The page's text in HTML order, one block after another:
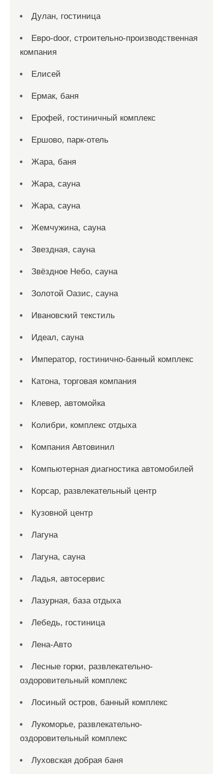
Дулан, гостиница
Евро-door, строительно-производственная
компания
Елисей
Ермак, баня
Ерофей, гостиничный комплекс
Ершово, парк-отель
Жара, баня
Жара, сауна
Жара, сауна
Жемчужина, сауна
Звездная, сауна
Звёздное Небо, сауна
Золотой Оазис, сауна
Ивановский текстиль
Идеал, сауна
Император, гостинично-банный комплекс
Катона, торговая компания
Клевер, автомойка
Колибри, комплекс отдыха
Компания Автовинил
Компьютерная диагностика автомобилей
Корсар, развлекательный центр
Кузовной центр
Лагуна
Лагуна, сауна
Ладья, автосервис
Лазурная, база отдыха
Лебедь, гостиница
Лена-Авто
Лесные горки, развлекательно-
оздоровительный комплекс
Лосиный остров, банный комплекс
Лукоморье, развлекательно-
оздоровительный комплекс
Луховская добрая баня